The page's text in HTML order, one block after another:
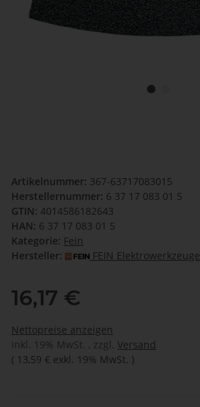
Artikelnummer: 367-63717083015
Herstellernummer: 6 37 17 083 01 5
GTIN: 4014586182643
HAN: 6 37 17 083 01 5
Kategorie: Fein
Hersteller:
FEIN Elektrowerkzeuge
16,17 €
Nettopreise anzeigen
inkl. 19% MwSt. , zzgl. Versand
( 13,59 € exkl. 19% MwSt. )